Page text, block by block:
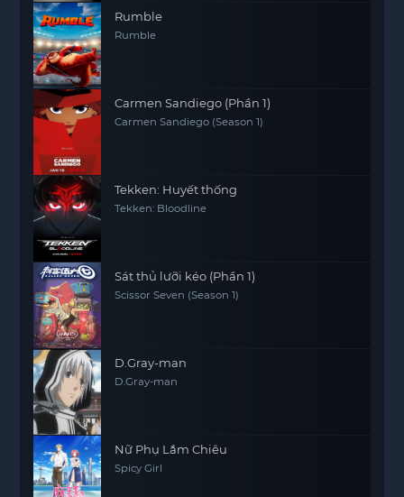
Rumble
Rumble
Carmen Sandiego (Phần 1)
Carmen Sandiego (Season 1)
Tekken: Huyết thống
Tekken: Bloodline
Sát thủ lưỡi kéo (Phần 1)
Scissor Seven (Season 1)
D.Gray-man
D.Gray-man
Nữ Phụ Lắm Chiêu
Spicy Girl